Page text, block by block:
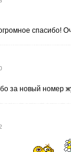
спасибо!
за новый номер